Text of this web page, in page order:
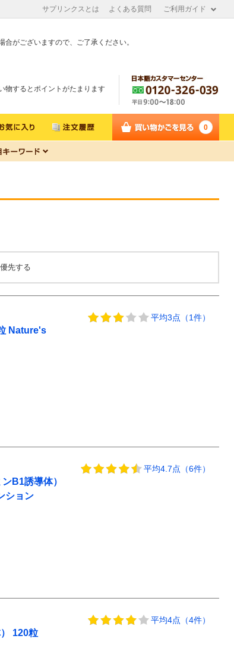
サプリンクスとは よくある質問 ご利用ガイド
がございますので、ご了承ください。
物するとポイントがたまります
0
先する
平均3点（1件）
Nature's
平均4.7点（6件）
B1誘導体）
ション
平均4点（4件）
120粒